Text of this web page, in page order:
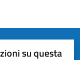
su questa